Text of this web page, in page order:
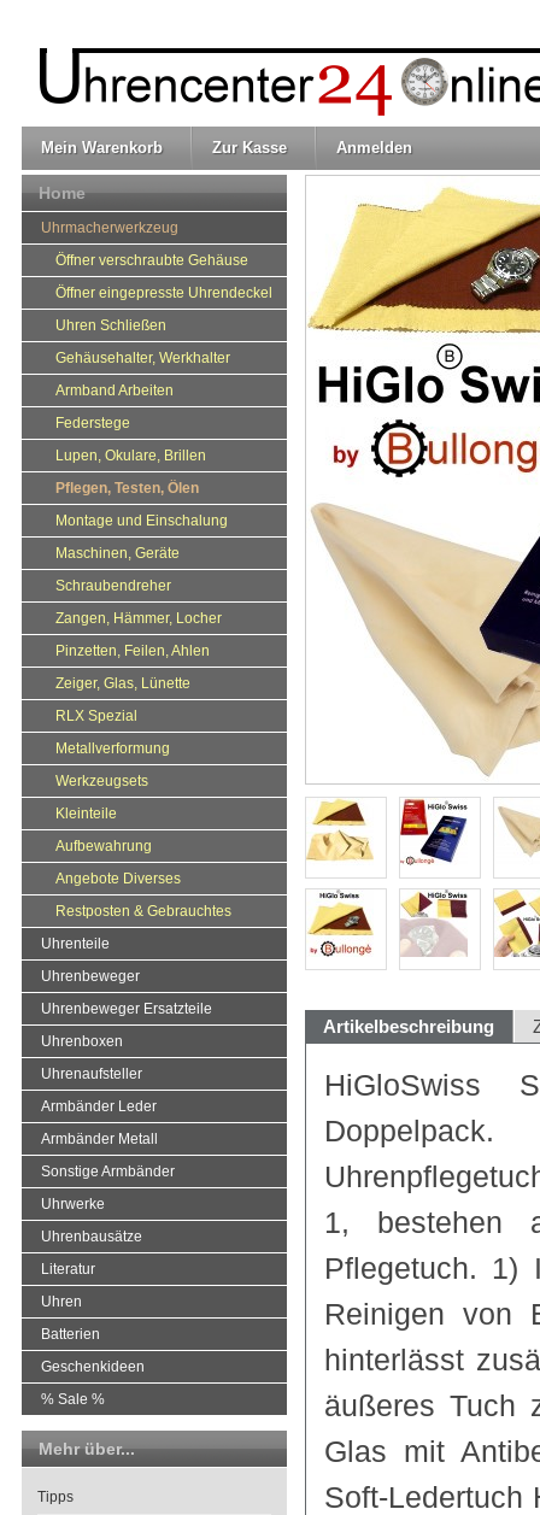
Mein Warenkorb Zur Kasse Anmelden
Artikelbeschreibung
HiGloSwiss
1, bestehen
Pflegetuch. 1)
Reinigen von
hinterlässt
äußeres Tuch
Glas mit
Soft-Ledertuch
Home
Uhrmacherwerkzeug
Öffner verschraubte Gehäuse
Öffner eingepresste Uhrendeckel
Uhren Schließen
Gehäusehalter, Werkhalter
Armband Arbeiten
Federstege
Lupen, Okulare, Brillen
Pflegen, Testen, Ölen
Montage und Einschalung
Maschinen, Geräte
Schraubendreher
Zangen, Hämmer, Locher
Pinzetten, Feilen, Ahlen
Zeiger, Glas, Lünette
RLX Spezial
Metallverformung
Werkzeugsets
Kleinteile
Aufbewahrung
Angebote Diverses
Restposten & Gebrauchtes
Uhrenteile
Uhrenbeweger
Uhrenbeweger Ersatzteile
Uhrenboxen
Uhrenaufsteller
Armbänder Leder
Armbänder Metall
Sonstige Armbänder
Uhrwerke
Uhrenbausätze
Literatur
Uhren
Batterien
Geschenkideen
% Sale %
Mehr über...
Tipps